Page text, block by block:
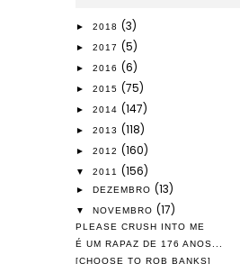
► 2018 (3)
► 2017 (5)
► 2016 (6)
► 2015 (75)
► 2014 (147)
► 2013 (118)
► 2012 (160)
▼ 2011 (156)
► DEZEMBRO (13)
▼ NOVEMBRO (17)
PLEASE CRUSH INTO ME
É UM RAPAZ DE 176 ANOS...
[CHOOSE TO ROB BANKS]